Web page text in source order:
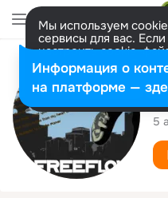
Мы используем
сервисы для вас.
настроить cookie-
представитель.
Разрешить все
5
Информация о
на платформе —